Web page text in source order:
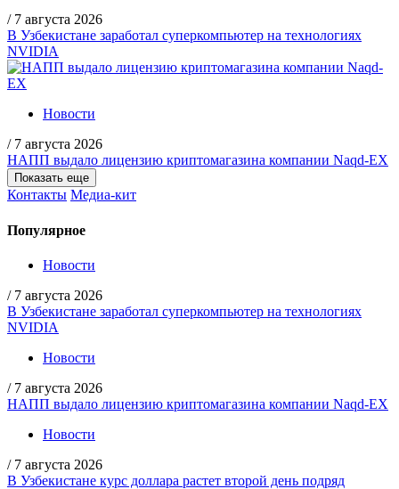
/ 7 августа 2026
В Узбекистане заработал суперкомпьютер на технологиях
NVIDIA
Новости
/ 7 августа 2026
НАПП выдало лицензию криптомагазина компании Naqd-EX
Показать еще
Контакты Медиа-кит
Популярное
Новости
/ 7 августа 2026
В Узбекистане заработал суперкомпьютер на технологиях
NVIDIA
Новости
/ 7 августа 2026
НАПП выдало лицензию криптомагазина компании Naqd-EX
Новости
/ 7 августа 2026
В Узбекистане курс доллара растет второй день подряд